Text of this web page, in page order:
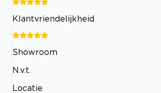
Klantvriendelijkheid
Showroom
N.v.t.
Locatie